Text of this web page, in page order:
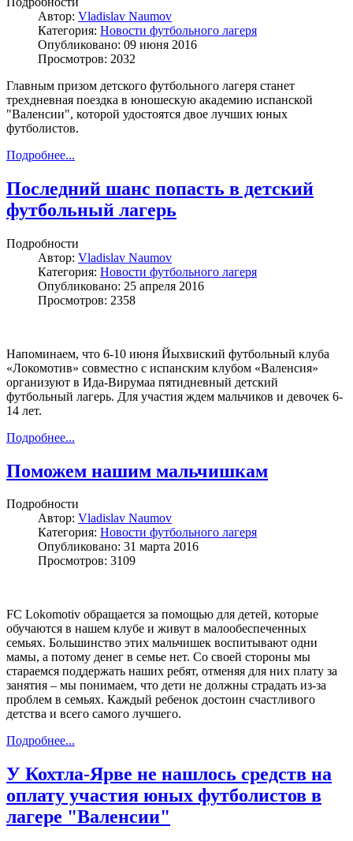
Автор: Vladislav Naumov
Категория: Новости футбольного лагеря
Опубликовано: 09 июня 2016
Просмотров: 2032
Главным призом детского футбольного лагеря станет
трехдневная поездка в юношескую академию испанской
"Валенсии", которой удостоятся двое лучших юных
футболистов.
Подробнее...
Последний шанс попасть в детский
футбольный лагерь
Подробности
Автор: Vladislav Naumov
Категория: Новости футбольного лагеря
Опубликовано: 25 апреля 2016
Просмотров: 2358
Напоминаем, что 6-10 июня Йыхвиский футбольный клуба
«Локомотив» совместно с испанским клубом «Валенсия»
организуют в Ида-Вирумаа пятидневный детский
футбольный лагерь. Для участия ждем мальчиков и девочек 6-
14 лет.
Подробнее...
Поможем нашим мальчишкам
Подробности
Автор: Vladislav Naumov
Категория: Новости футбольного лагеря
Опубликовано: 31 марта 2016
Просмотров: 3109
FC Lokomotiv обращается за помощью для детей, которые
обучаются в нашем клубе и живут в малообеспеченных
семьях. Большинство этих мальчишек воспитывают одни
мамы, а потому денег в семье нет. Со своей стороны мы
стараемся поддержать наших ребят, отменяя для них плату за
занятия – мы понимаем, что дети не должны страдать из-за
проблем в семьях. Каждый ребенок достоин счастливого
детства и всего самого лучшего.
Подробнее...
У Кохтла-Ярве не нашлось средств на
оплату участия юных футболистов в
лагере "Валенсии"